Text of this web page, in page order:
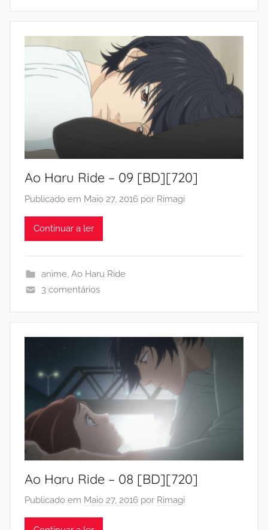
Ao Haru Ride – 09 [BD][720]
Publicado em Maio 27, 2016 por Rimagi
Continuar a ler
anime, Ao Haru Ride
3 comentários
Ao Haru Ride – 08 [BD][720]
Publicado em Maio 27, 2016 por Rimagi